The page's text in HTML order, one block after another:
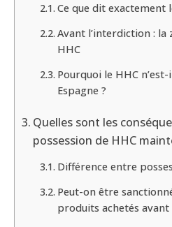
Ce que dit exactement
Avant l’interdiction : la
HHC
Pourquoi le HHC
Espagne ?
Quelles sont les
possession de HHC
Différence entre
Peut-on être
produits achetés avant